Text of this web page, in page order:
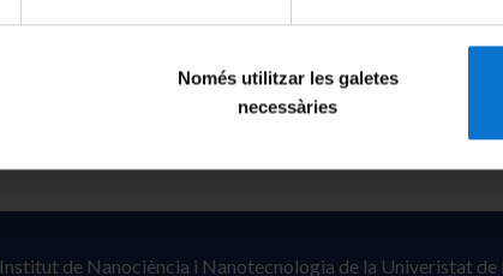
Només utilitzar les galetes
necessàries
Institut de Nanociència i Nanotecnologia de la Univeristat de